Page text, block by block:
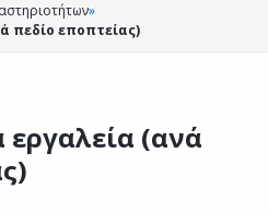
»
πεδίο εποπτείας)
(ανά